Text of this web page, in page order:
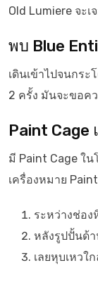
Old Lumiere จะเ
พบ Blue
เดินเข้าไปจนกระ
2 ครั้ง มันจะขอค
Paint Cage
มี Paint Cage ใ
เครื่องหมาย
ระหว่างช่อง
หลังรูปปั้นด้า
เลยหุบเหวใ